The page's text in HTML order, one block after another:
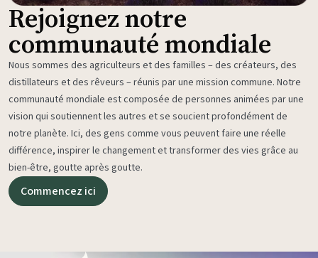
Rejoignez notre
communauté mondiale
Nous sommes des agriculteurs et des familles – des créateurs, des
distillateurs et des rêveurs – réunis par une mission commune. Notre
communauté mondiale est composée de personnes animées par une
vision qui soutiennent les autres et se soucient profondément de
notre planète. Ici, des gens comme vous peuvent faire une réelle
différence, inspirer le changement et transformer des vies grâce au
bien-être, goutte après goutte.
Commencez ici